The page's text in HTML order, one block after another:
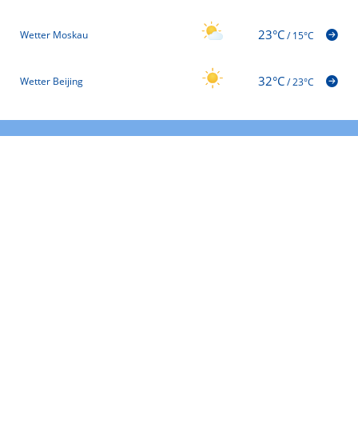
Wetter Moskau 23°C/15°C
Wetter Beijing 32°C/23°C